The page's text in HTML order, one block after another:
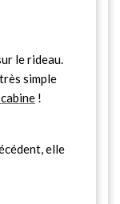
le rideau.
simple
!
elle